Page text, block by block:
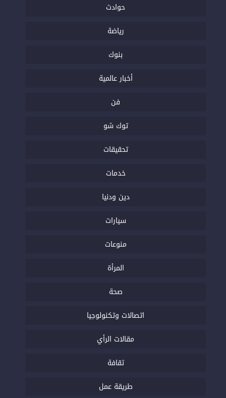
حوادث
رياضة
بنوك
أخبار عالمية
فن
توك شو
تحقيقات
خدمات
دين ودنيا
سيارات
منوعات
المرأة
صحة
اتصالات وتكنولوجيا
مقالات الرأي
ثقافة
طريقة عمل